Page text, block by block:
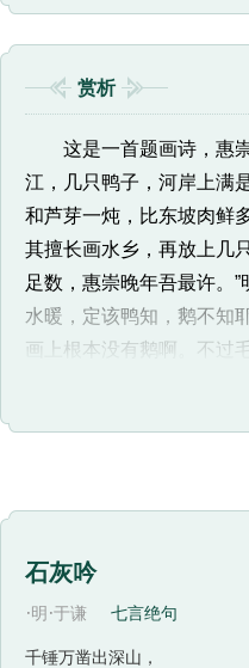
赏析
这是一首题画诗，惠崇
江，几只鸭子，河岸上满
和芦芽一炖，比东坡肉鲜
其擅长画水乡，再放上几
足数，惠崇晚年吾最许。
水暖，定该鸭知，鹅不知
画上根本没有鹅啊。不过
面景物，最后一句是由
者也不全然等同。第二句
中景物所属时令的判断，
食河豚鱼》一诗写首：“
上，食柳絮而肥，南人多
石灰吟
·明 ·于谦 七言绝句
千锤万凿出深山，